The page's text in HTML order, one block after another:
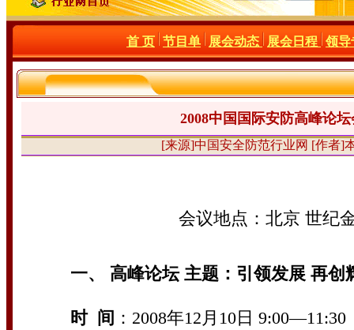
首 页 节目单 展会动态 展会日程 领
2008中国国际安防高峰论
[来源]中国安全防范行业网 [作者]
会议地点：北京 世纪
一、 高峰论坛 主题：引领发展 再创
时 间 ：2008年12月10日 9:00—11:30